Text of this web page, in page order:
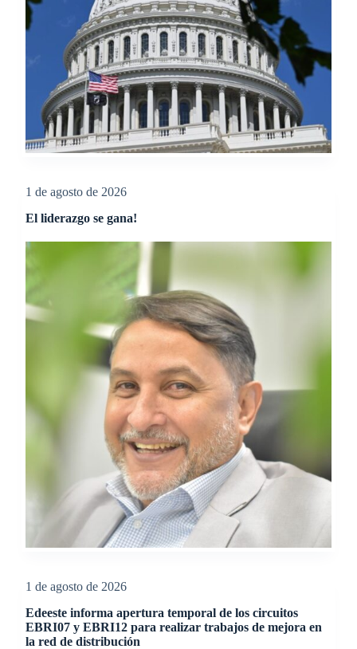
1 de agosto de 2026
El liderazgo se gana!
1 de agosto de 2026
Edeeste informa apertura temporal de los circuitos
EBRI07 y EBRI12 para realizar trabajos de mejora en
la red de distribución